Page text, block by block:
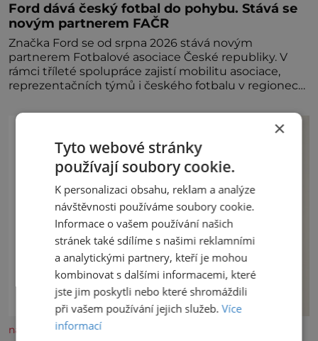
Ford dává český fotbal do pohybu. Stává se
novým partnerem FAČR
Značka Ford se od srpna 2026 stává novým
partnerem Fotbalové asociace České republiky. V
rámci tříleté spolupráce zajistí mobilitu asociace,
reprezentačních týmů i českého fotbalu v regionech.
nasehvezdy.cz
×
Tyto webové stránky
používají soubory cookie.
K personalizaci obsahu, reklam a analýze
návštěvnosti používáme soubory cookie.
Informace o vašem používání našich
stránek také sdílíme s našimi reklamními
a analytickými partnery, kteří je mohou
kombinovat s dalšími informacemi, které
jste jim poskytli nebo které shromáždili
při vašem používání jejich služeb.Více
informací